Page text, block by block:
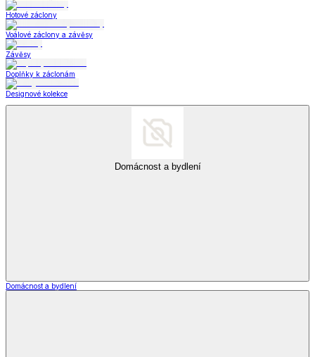
Hotové záclony
Voálové záclony a závěsy
Závěsy
Doplňky k záclonám
Designové kolekce
Domácnost a bydlení
Domácnost a bydlení